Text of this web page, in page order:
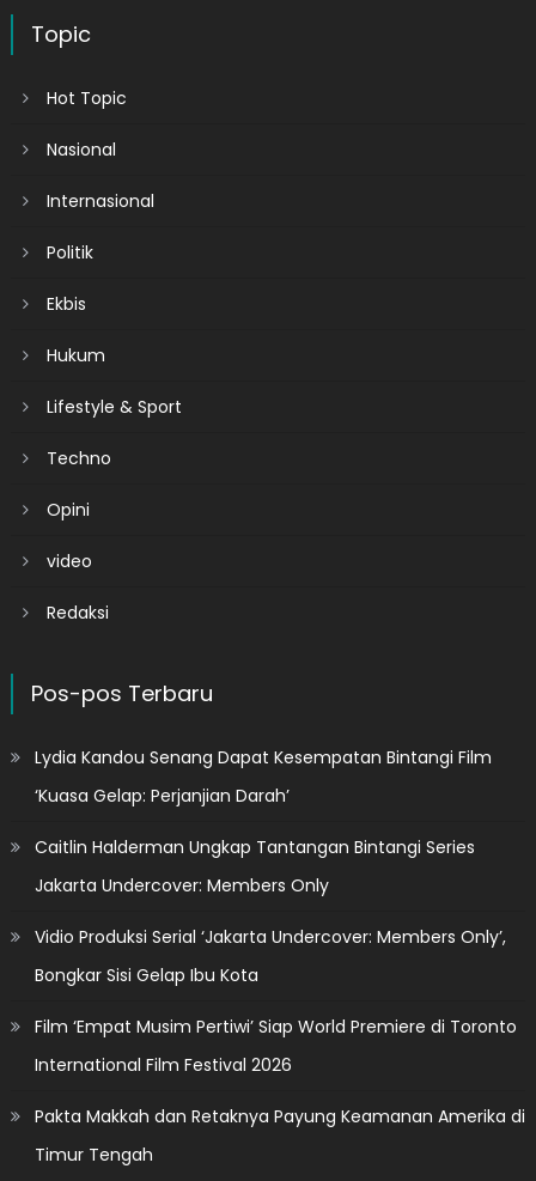
Topic
Hot Topic
Nasional
Internasional
Politik
Ekbis
Hukum
Lifestyle & Sport
Techno
Opini
video
Redaksi
Pos-pos Terbaru
Lydia Kandou Senang Dapat Kesempatan Bintangi Film
‘Kuasa Gelap: Perjanjian Darah’
Caitlin Halderman Ungkap Tantangan Bintangi Series
Jakarta Undercover: Members Only
Vidio Produksi Serial ‘Jakarta Undercover: Members Only’,
Bongkar Sisi Gelap Ibu Kota
Film ‘Empat Musim Pertiwi’ Siap World Premiere di Toronto
International Film Festival 2026
Pakta Makkah dan Retaknya Payung Keamanan Amerika di
Timur Tengah